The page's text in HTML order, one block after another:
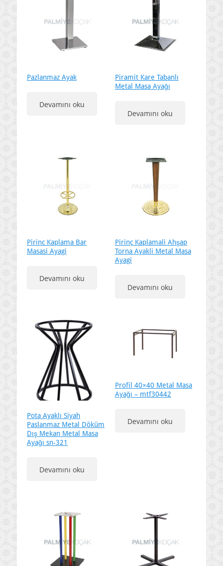
Pazlanmaz Ayak
Devamını oku
Piramit Kare Tabanlı
Metal Masa Ayağı
Devamını oku
Pirinc Kaplama Bar
Masasi Ayagi
Devamını oku
Pirinç Kaplamali Ahşap
Torna Ayakli Metal Masa
Ayagi
Devamını oku
Pota Ayaklı Siyah
Paslanmaz Metal Döküm
Dış Mekan Metal Masa
Ayağı sn-321
Devamını oku
Profil 40×40 Metal Masa
Ayağı – mtf30442
Devamını oku